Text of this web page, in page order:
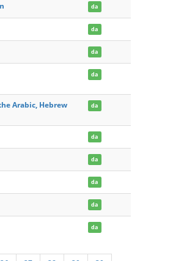
da
da
da
da
Arabic, Hebrew
da
da
da
da
da
da